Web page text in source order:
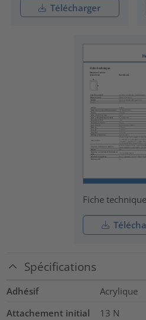
Télécharger
Fiche technique
Spécifications
Adhésif
Acrylique
Attachement initial
13 N